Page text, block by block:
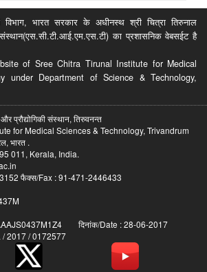
विभाग, भारत सरकार के अधीनस्थ श्री चित्रा तिरुनाल
संस्थान(एस.सी.टी.आई.एम.एस.टी) का प्रशासनिक वेबसईट है
of Sree Chitra Tirunal Institute for Medical
under Department of Science & Technology,
प्रौद्योगिकी संस्थान, तिरुवनन्त
for Medical Sciences & Technology, Trivandrum
भारत .
011, Kerala, India.
फैक्स/Fax : 91-471-2446433
दिनांक/Date : 28-06-2017
/ 2017 / 0172577